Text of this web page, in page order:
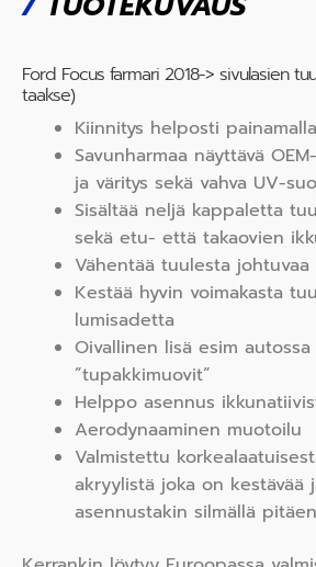
Ford Focus farmari 2018-> sivulasien
taakse)
Kiinnitys helposti
Savunharmaa näyttävä
ja väritys sekä vahva UV-
Sisältää neljä kappaletta
sekä etu- että takaovien
Vähentää tuulesta johtuvaa
Kestää hyvin voimakasta
lumisadetta
Oivallinen lisä esim
”tupakkimuovit”
Helppo asennus
Aerodynaaminen muotoilu
Valmistettu
akryylistä joka on kestävää
asennustakin silmällä pitäen